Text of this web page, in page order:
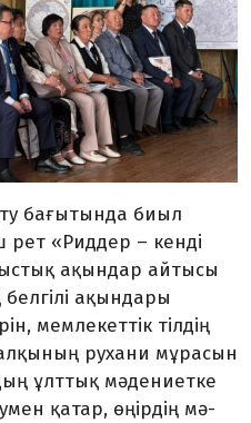
бағытында биыл
«Риддер – кенді
ақындар айтысы
бел­гілі ақын­дары
мемлекеттік тілдің
рухани мұрасын
ұлттық мә­ден­иетке
қатар, өңір­дің мә­